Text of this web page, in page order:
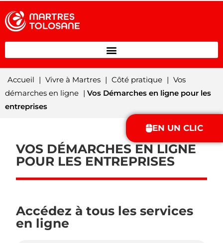
EN UN CLIC
Accueil | Vivre à Martres | Côté pratique | Vos
démarches en ligne | Vos Démarches en ligne pour les
entreprises
VOS DÉMARCHES EN LIGNE
POUR LES ENTREPRISES
Accédez à tous les services
en ligne